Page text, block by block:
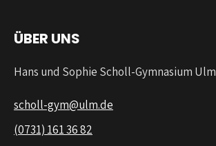
ÜBER UNS
Hans und Sophie Scholl-Gymnasium Ulm
scholl-gym@ulm.de
(0731) 161 36 82